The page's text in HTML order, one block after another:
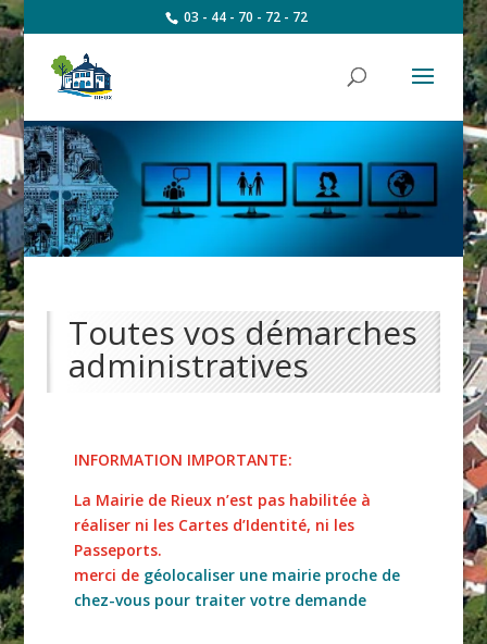
03 - 44 - 70 - 72 - 72
Toutes vos démarches
administratives
INFORMATION IMPORTANTE:
La Mairie de Rieux n’est pas habilitée à
réaliser ni les Cartes d’Identité, ni les
Passeports.
merci de géolocaliser une mairie proche de
chez-vous pour traiter votre demande